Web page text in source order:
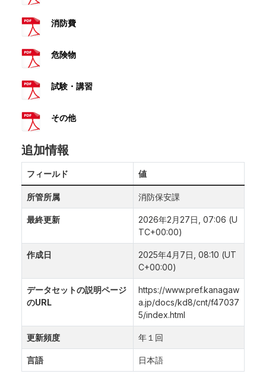
消防費
危険物
試験・講習
その他
追加情報
フィールド 値
所管所属 消防保安課
最終更新
2026年2月27日, 07:06 (U
TC+00:00)
作成日
2025年4月7日, 08:10 (UT
C+00:00)
データセットの説明ページ
のURL
https://www.pref.kanagaw
a.jp/docs/kd8/cnt/f47037
5/index.html
更新頻度 年１回
言語 日本語